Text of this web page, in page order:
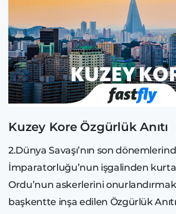
Kuzey Kore Özgürlük Anıtı
2.Dünya Savaşı’nın son
İmparatorluğu’nun işgalinden
Ordu’nun askerlerini onurlandırmak
başkentte inşa edilen Özgürlük